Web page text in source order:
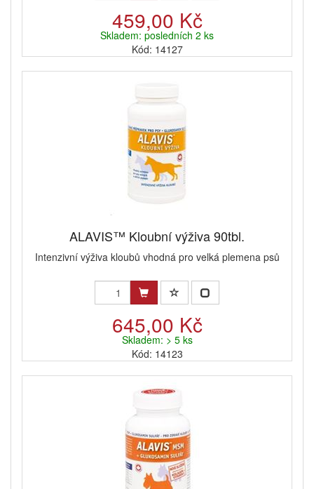
459,00 Kč
Skladem: posledních 2 ks
Kód: 14127
ALAVIS™ Kloubní výživa 90tbl.
Intenzivní výživa kloubů vhodná pro velká plemena psů
645,00 Kč
Skladem: > 5 ks
Kód: 14123